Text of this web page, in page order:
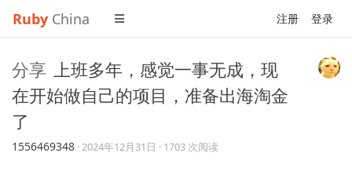
Ruby China 注册 登录
分享 上班多年，感觉一事无成，现
在开始做自己的项目，准备出海淘金
了
1556469348 ·2024年12月31日 · 1703 次阅读